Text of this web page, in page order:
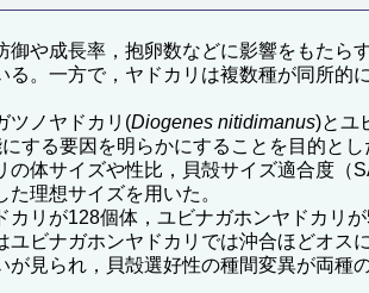
や成長率，抱卵数などに影響をもた
る。一方で，ヤドカリは複数種が同所
ツノヤドカリ(Diogenes nitidimanus)とユ
する要因を明らかにすることを目的と
体サイズや性比，貝殻サイズ適合度
理想サイズを用いた。
リが128個体，ユビナガホンヤドカリ
ユビナガホンヤドカリでは沖合ほどオ
見られ，貝殻選好性の種間変異が両種